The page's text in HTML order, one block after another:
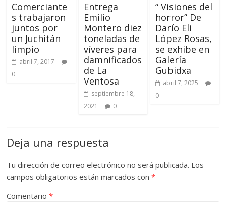
Comerciante
s trabajaron
juntos por
un Juchitán
limpio
abril 7, 2017
0
Entrega
Emilio
Montero diez
toneladas de
víveres para
damnificados
de La
Ventosa
septiembre 18,
2021
0
“ Visiones del
horror” De
Darío Eli
López Rosas,
se exhibe en
Galería
Gubidxa
abril 7, 2025
0
Deja una respuesta
Tu dirección de correo electrónico no será publicada. Los
campos obligatorios están marcados con*
Comentario*